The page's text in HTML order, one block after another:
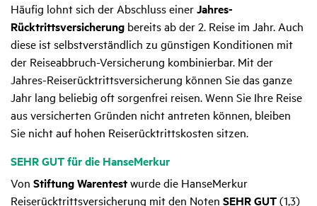
Häufig lohnt sich der Abschluss einerJahres-
Rücktrittsversicherung bereits ab der 2. Reise im Jahr. Auch
diese ist selbstver­ständlich zu günstigen Konditionen mit
der Reiseabbruch-Versicherung kombinierbar. Mit der
Jahres-Reise­rücktritts­versicherung können Sie das ganze
Jahr lang beliebig oft sorgen­frei reisen. Wenn Sie Ihre Reise
aus versicherten Gründen nicht antreten können, bleiben
Sie nicht auf hohen Reise­rücktritts­kosten sitzen.
SEHR GUT für die HanseMerkur
Von Stiftung Warentestwurde die HanseMerkur
Reiserücktrittsversicherung mit den Noten SEHR GUT(1,3)